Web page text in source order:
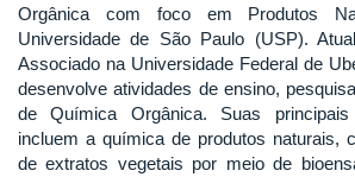
Orgânica com foco em Produtos
Universidade de São Paulo (USP).
Associado na Universidade Federal de
desenvolve atividades de ensino,
de Química Orgânica. Suas
incluem a química de produtos naturais,
de extratos vegetais por meio de